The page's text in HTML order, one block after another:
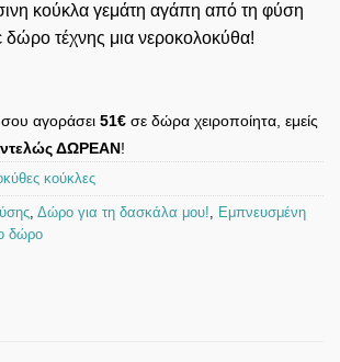
κούκλα γεμάτη αγάπη από τη φύση
δώρο τέχνης μια νεροκολοκύθα!
αγοράσει 51€ σε δώρα χειροποίητα, εμείς
ΔΩΡΕΑΝ!
κούκλες
Δώρο για τη δασκάλα μου!
Εμπνευσμένη
δώρο